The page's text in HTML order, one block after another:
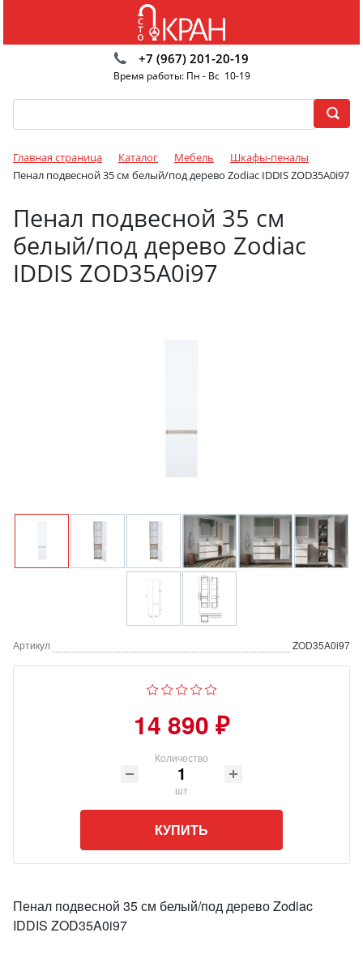
+7 (967) 201-20-19
Время работы: Пн - Вс 10-19
Главная страница Каталог Мебель
Шкафы-пеналы
Пенал подвесной 35 см белый/под дерево Zodiac IDDIS ZOD35A0i97
Пенал подвесной 35 см
белый/под дерево Zodiac
IDDIS ZOD35A0i97
Артикул ZOD35A0i97
14 890 ₽
Количество
шт
КУПИТЬ
Пенал подвесной 35 см белый/под дерево Zodiac
IDDIS ZOD35A0i97